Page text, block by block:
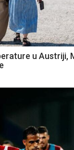
u Austriji,